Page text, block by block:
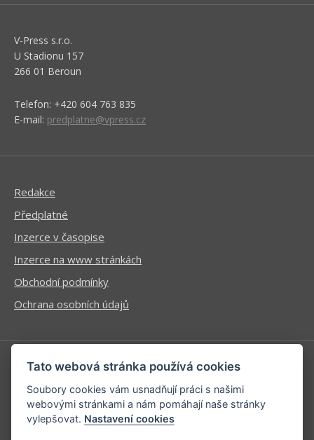
V-Press s.r.o.
U Stadionu 157
266 01 Beroun
Telefon: +420 604 763 835
E-mail: predplatne@vpress.cz
Redakce
Předplatné
Inzerce v časopise
Inzerce na www stránkách
Obchodní podmínky
Ochrana osobních údajů
Příhlášení | Registrace
Kontaktní informace
Mapa stránek
Tato webová stránka používá cookies
Soubory cookies vám usnadňují práci s našimi
webovými stránkami a nám pomáhají naše stránky
vylepšovat. Nastavení cookies